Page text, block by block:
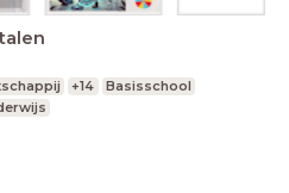
+14
Basisschool